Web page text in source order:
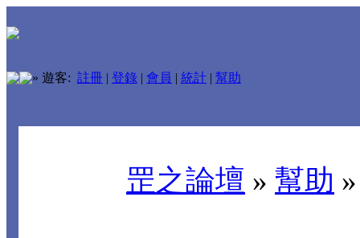
» 遊客: 註冊 | 登錄 | 會員 | 統計 | 幫助
罡之論壇 » 幫助